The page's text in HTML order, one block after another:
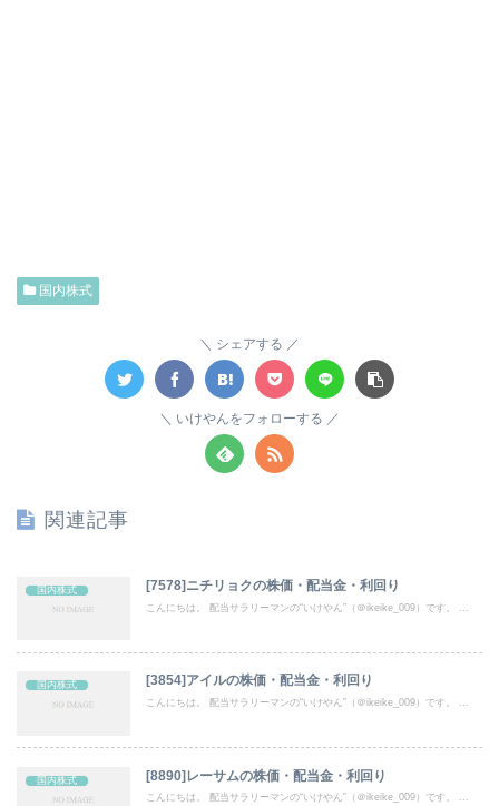
国内株式
シェアする
いけやんをフォローする
関連記事
国内株式 [7578]ニチリョクの株価・配当金・利回り
こんにちは。 配当サラリーマンの“いけやん”（＠ikeike_009）です。 ...
国内株式 [3854]アイルの株価・配当金・利回り
こんにちは。 配当サラリーマンの“いけやん”（＠ikeike_009）です。 ...
国内株式 [8890]レーサムの株価・配当金・利回り
こんにちは。 配当サラリーマンの“いけやん”（＠ikeike_009）です。 ...